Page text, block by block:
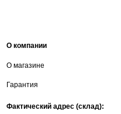
О компании
О магазине
Гарантия
Фактический адрес (склад):